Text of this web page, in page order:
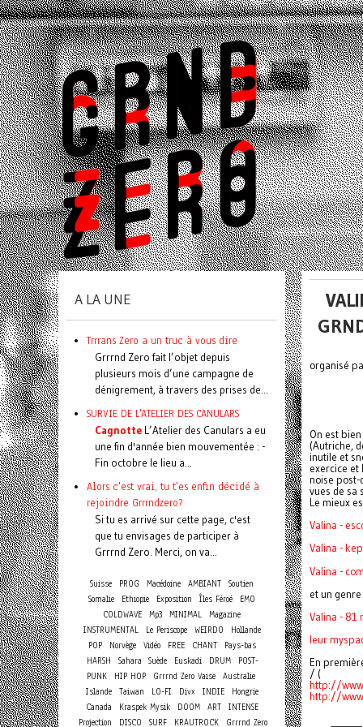
organisé
On est
(Autriche,
inutile et
exercice et
noise post-
vues de
Le mieux
Valina -
Valina -
Valina -
et un
Valina - 81
leur
En
/ (
http://
http://
A LA UNE
Trrrans Zero a un truc à vous dire
Grrrnd Zero fait l’objet depuis
plusieurs mois d’une campagne de
dénigrement, à travers des prises de...
SURVIE DE L'ATELIER DES CANULARS
Cagnotte L’Atelier des Canulars a eu
une fin d'année bien mouvementée : -
Fin octobre le lieu a...
Alors c'est vrai, tu t'es enfin décidé à
rejoindre Grrrndzero?
Si tu es arrivé sur cette page, c'est
que tu envisages de participer à
Grrrnd Zero. Merci, on va...
Suisse PROG Macédoine AMBIANT Soutien
Somalie
Ethiopie Exposition Îles Féroé
EMO
COLDWAVE Mp3 MINIMAL Magazine
INSTRUMENTAL
Le Periscope WEIRDO
Hollande
POP
Norvège Vidéo FREE CHANT
Pays-bas
HARSH
Sahara Suède Euskadi DRUM
POST-
PUNK
HIP HOP Grrrnd Zero Vaise Australie
Islande
Taiwan LO-FI Divx INDIE
Hongrie
Canada
Kraspek Mysik DOOM ART
INTENSE
Projection
DISCO SURF KRAUTROCK Grrrnd Zero